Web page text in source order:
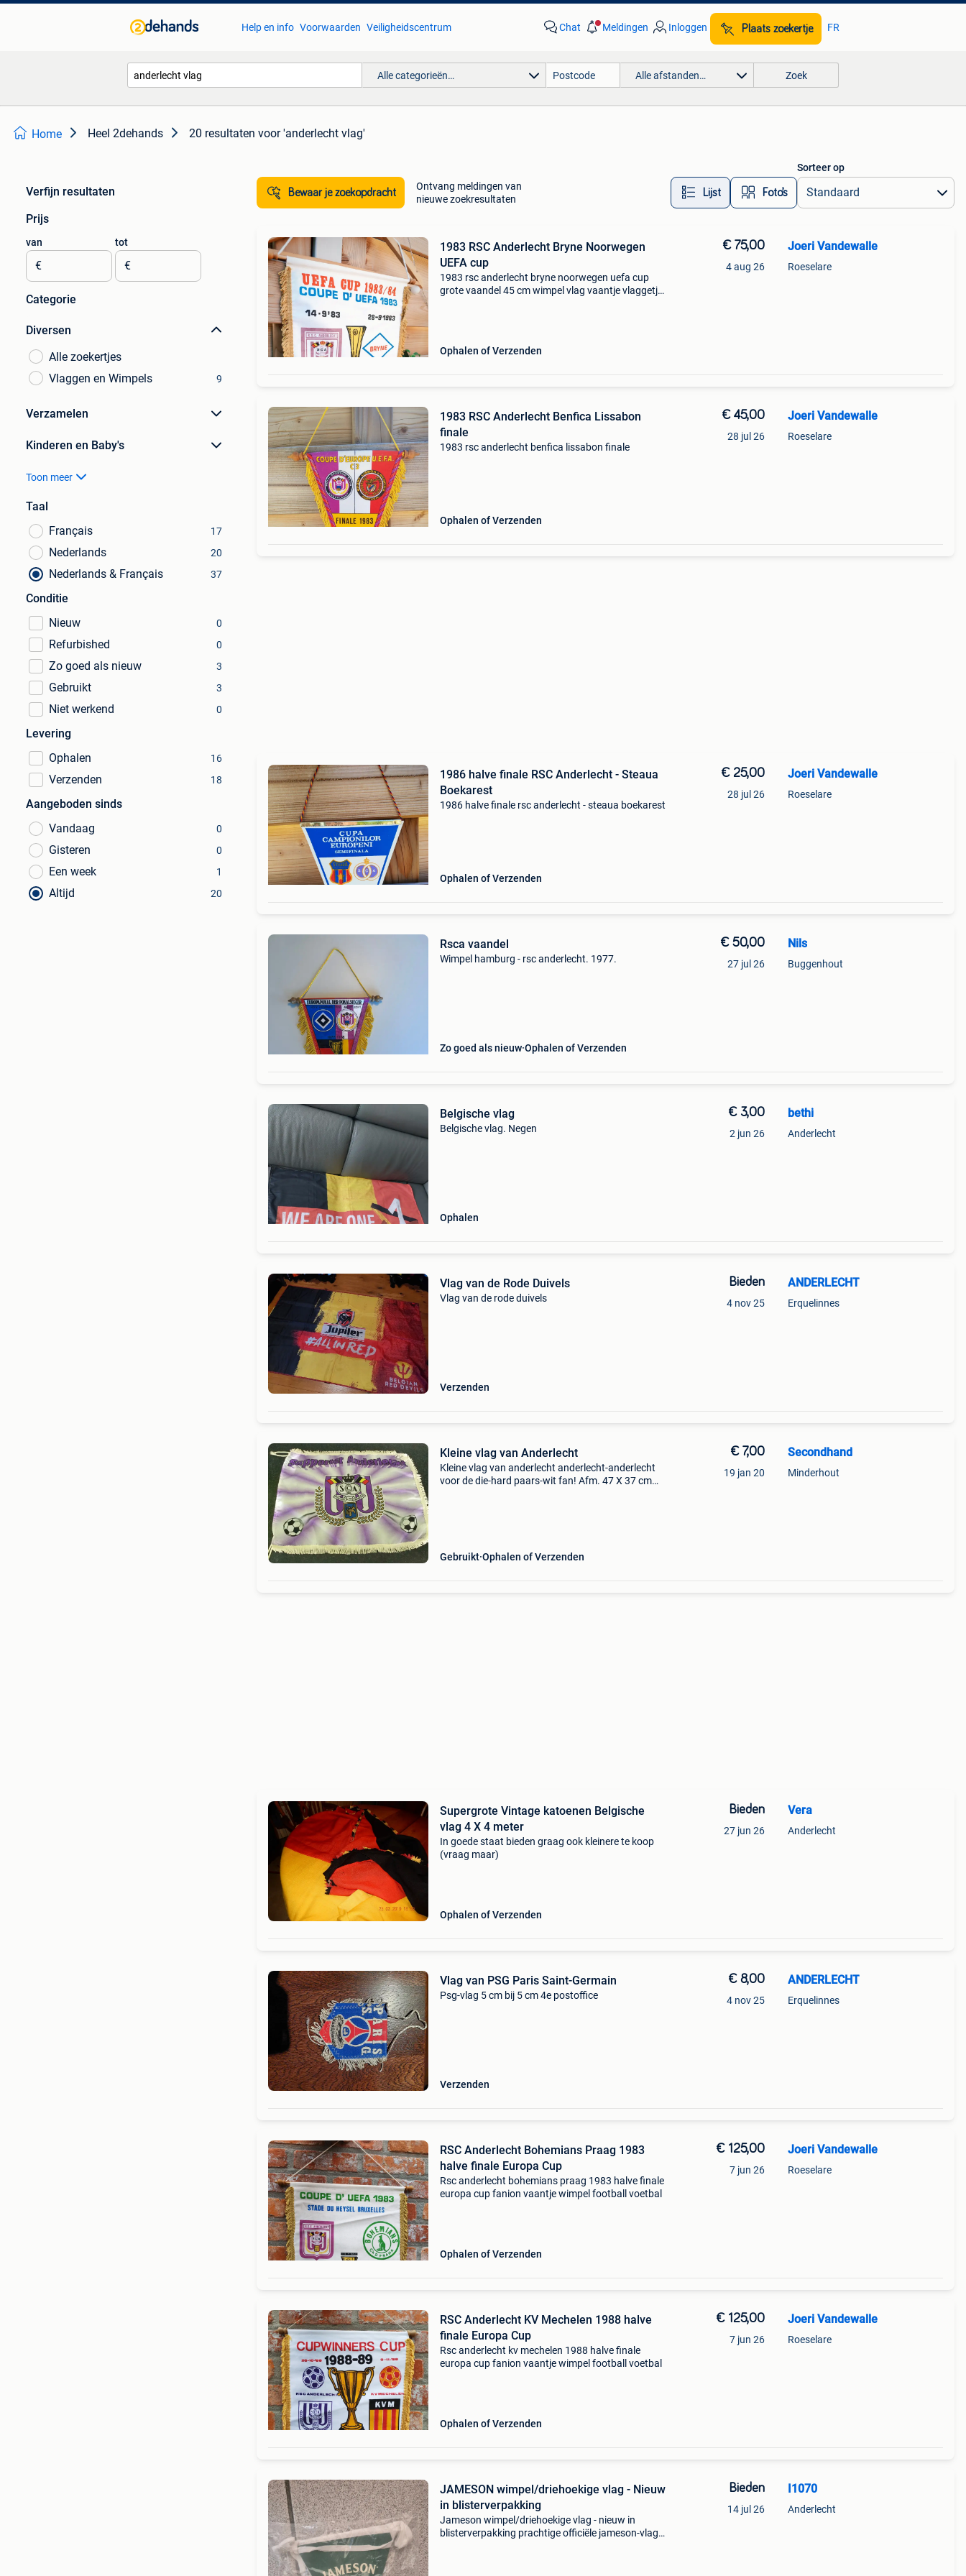
Help en info Voorwaarden Veiligheidscentrum Chat Meldingen Inloggen Plaats zoekertje FR
Alle categorieën… Alle afstanden… Zoek
Home Heel 2dehands 20 resultaten voor 'anderlecht vlag'
Verfijn resultaten
Prijs
van
€
tot
€
Categorie
Diversen
Alle zoekertjes
Vlaggen en Wimpels
9
Verzamelen
Kinderen en Baby's
Toon meer
Taal
Français
17
Nederlands 20
Nederlands & Français 37
Conditie
Nieuw
0
Refurbished 0
Zo goed als nieuw 3
Gebruikt 3
Niet werkend 0
Levering
Ophalen
16
Verzenden 18
Aangeboden sinds
Vandaag
0
Gisteren 0
Een week 1
Altijd 20
Bewaar je zoekopdracht
Ontvang meldingen van
nieuwe zoekresultaten
Lijst Foto’s
Sorteer op
1983 RSC Anderlecht Bryne Noorwegen
UEFA cup
1983 rsc anderlecht bryne noorwegen uefa cup
grote vaandel 45 cm wimpel vlag vaantje vlaggetje
Ophalen of Verzenden
€ 75,00
4 aug 26
Joeri Vandewalle
Roeselare
1983 RSC Anderlecht Benfica Lissabon
finale
1983 rsc anderlecht benfica lissabon finale
Ophalen of Verzenden
€ 45,00
28 jul 26
Joeri Vandewalle
Roeselare
1986 halve finale RSC Anderlecht - Steaua
Boekarest
1986 halve finale rsc anderlecht - steaua boekarest
Ophalen of Verzenden
€ 25,00
28 jul 26
Joeri Vandewalle
Roeselare
Rsca vaandel
Wimpel hamburg - rsc anderlecht. 1977.
Zo goed als nieuw Ophalen of Verzenden
€ 50,00
27 jul 26
Nils
Buggenhout
Belgische vlag
Belgische vlag. Negen
Ophalen
€ 3,00
2 jun 26
bethi
Anderlecht
Vlag van de Rode Duivels
Vlag van de rode duivels
Verzenden
Bieden
4 nov 25
ANDERLECHT
Erquelinnes
Kleine vlag van Anderlecht
Kleine vlag van anderlecht anderlecht-anderlecht
voor de die-hard paars-wit fan! Afm. 47 X 37 cm
Gebruikt Ophalen of Verzenden
€ 7,00
19 jan 20
Secondhand
Minderhout
Supergrote Vintage katoenen Belgische
vlag 4 X 4 meter
In goede staat bieden graag ook kleinere te koop
(vraag maar)
Ophalen of Verzenden
Bieden
27 jun 26
Vera
Anderlecht
Vlag van PSG Paris Saint-Germain
Psg-vlag 5 cm bij 5 cm 4e postoffice
Verzenden
€ 8,00
4 nov 25
ANDERLECHT
Erquelinnes
RSC Anderlecht Bohemians Praag 1983
halve finale Europa Cup
Rsc anderlecht bohemians praag 1983 halve finale
europa cup fanion vaantje wimpel football voetbal
Ophalen of Verzenden
€ 125,00
7 jun 26
Joeri Vandewalle
Roeselare
RSC Anderlecht KV Mechelen 1988 halve
finale Europa Cup
Rsc anderlecht kv mechelen 1988 halve finale
europa cup fanion vaantje wimpel football voetbal
Ophalen of Verzenden
€ 125,00
7 jun 26
Joeri Vandewalle
Roeselare
JAMESON wimpel/driehoekige vlag - Nieuw
in blisterverpakking
Jameson wimpel/driehoekige vlag - nieuw in
blisterverpakking prachtige officiële jameson-vlag
Bieden
14 jul 26
I1070
Anderlecht